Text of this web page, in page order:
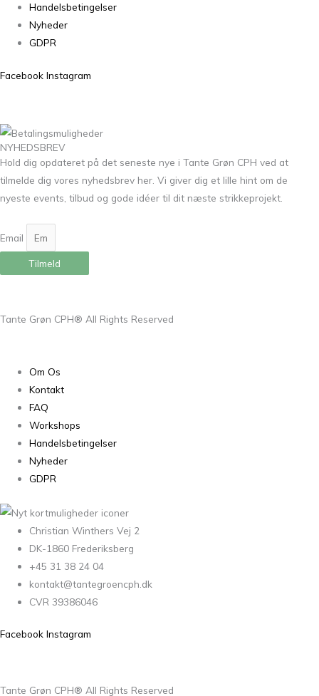
Handelsbetingelser
Nyheder
GDPR
Facebook Instagram
NYHEDSBREV
Hold dig opdateret på det seneste nye i Tante Grøn CPH ved at
tilmelde dig vores nyhedsbrev her. Vi giver dig et lille hint om de
nyeste events, tilbud og gode idéer til dit næste strikkeprojekt.
Email
Tilmeld
Tante Grøn CPH® All Rights Reserved
Om Os
Kontakt
FAQ
Workshops
Handelsbetingelser
Nyheder
GDPR
Christian Winthers Vej 2
DK-1860 Frederiksberg
+45 31 38 24 04
kontakt@tantegroencph.dk
CVR 39386046
Facebook Instagram
Tante Grøn CPH® All Rights Reserved